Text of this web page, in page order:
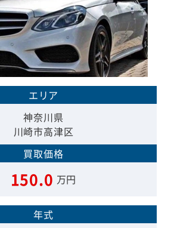
エリア
神奈川県
川崎市高津区
買取価格
150.0 万円
年式